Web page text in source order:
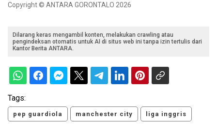
Copyright © ANTARA GORONTALO 2026
Dilarang keras mengambil konten, melakukan crawling atau
pengindeksan otomatis untuk AI di situs web ini tanpa izin tertulis dari
Kantor Berita ANTARA.
Tags:
pep guardiola manchester city liga inggris